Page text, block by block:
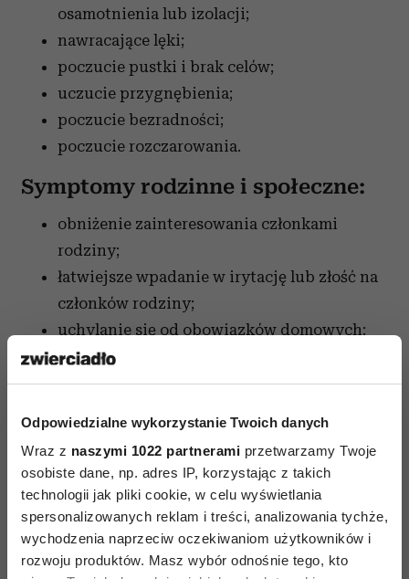
Odpowiedzialne wykorzystanie Twoich danych
Wraz z naszymi 1022 partnerami przetwarzamy Twoje
osobiste dane, np. adres IP, korzystając z takich
technologii jak pliki cookie, w celu wyświetlania
spersonalizowanych reklam i treści, analizowania tychże,
wychodzenia naprzeciw oczekiwaniom użytkowników i
rozwoju produktów. Masz wybór odnośnie tego, kto
osamotnienia lub izolacji;
nawracające lęki;
poczucie pustki i brak celów;
uczucie przygnębienia;
poczucie bezradności;
poczucie rozczarowania.
Symptomy rodzinne i społeczne:
obniżenie zainteresowania członkami
rodziny;
łatwiejsze wpadanie w irytację lub złość na
członków rodziny;
uchylanie się od obowiązków domowych;
spędzanie większej ilości czasu poza
domem;
nadmierne oglądanie telewizji jako sposób
ucieczki od problemów.
Czytaj także